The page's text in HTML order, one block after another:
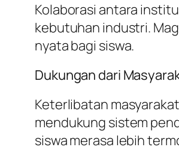
Kolaborasi antara
kebutuhan industri.
nyata bagi siswa.
Dukungan dari
Keterlibatan
mendukung sistem
siswa merasa lebih